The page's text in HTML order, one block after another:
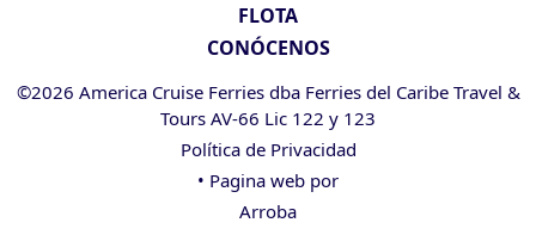
FLOTA
CONÓCENOS
©2026 America Cruise Ferries dba Ferries del Caribe Travel &
Tours AV-66 Lic 122 y 123
Política de Privacidad
• Pagina web por
Arroba